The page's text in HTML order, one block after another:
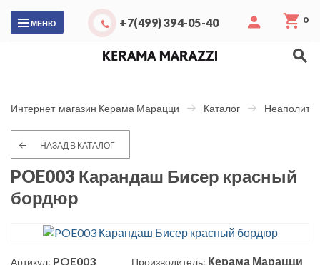
МЕНЮ +7(499) 394-05-40 0
Интернет-магазин Керама Марацци Каталог
НАЗАД В КАТАЛОГ
POE003 Карандаш Бисер красный
бордюр
Артикул: POE003 Производитель: Керама Марацци